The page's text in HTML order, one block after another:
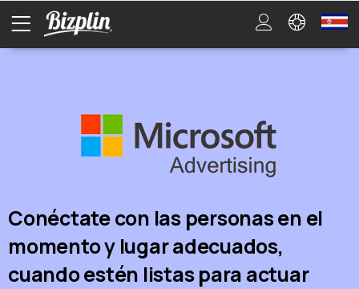
Conéctate con las personas en el
momento y lugar adecuados,
cuando estén listas para actuar